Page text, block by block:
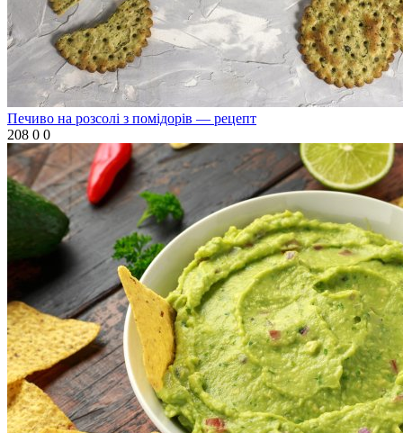
Печиво на розсолі з помідорів — рецепт
208 0 0